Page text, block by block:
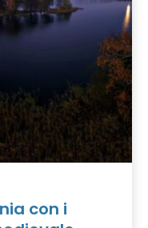
con i